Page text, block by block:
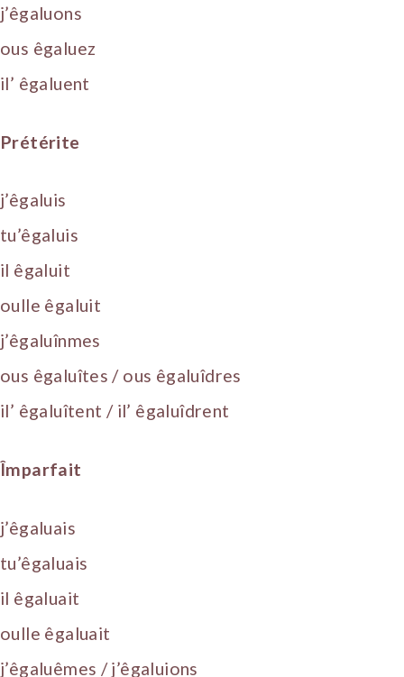
j’êgaluons
ous êgaluez
il’ êgaluent
Prétérite
j’êgaluis
tu’êgaluis
il êgaluit
oulle êgaluit
j’êgaluînmes
ous êgaluîtes / ous êgaluîdres
il’ êgaluîtent / il’ êgaluîdrent
Împarfait
j’êgaluais
tu’êgaluais
il êgaluait
oulle êgaluait
j’êgaluêmes / j’êgaluions